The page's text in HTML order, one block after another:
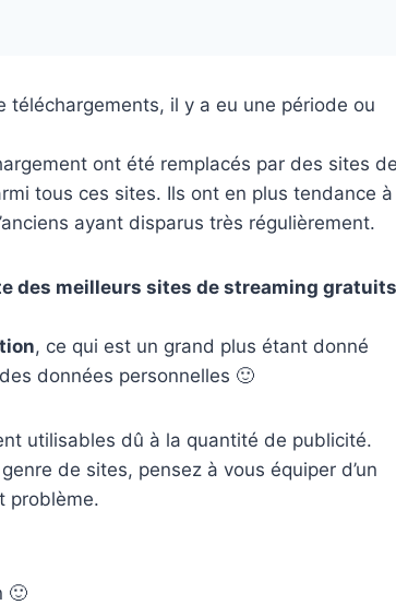
il y a eu une période ou
ont été remplacés par des sites de
tous ces sites. Ils ont en plus tendance à
ayant disparus très régulièrement.
des meilleurs sites de streaming gratuits
, ce qui est un grand plus étant donné
données personnelles 🙂
utilisables dû à la quantité de publicité.
de sites, pensez à vous équiper d’un
problème.
🙂